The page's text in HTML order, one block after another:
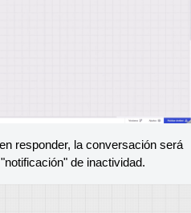
responder, la conversación será
de inactividad.